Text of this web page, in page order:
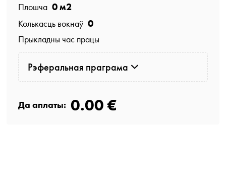
Плошча 0м2
Колькасць вокнаў 0
Прыкладны час працы
Рэферальная праграма
Да аплаты: 0.00 €